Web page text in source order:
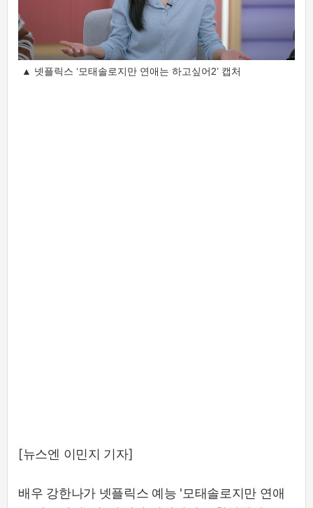
▲ 넷플릭스 ‘모태솔로지만 연애는 하고싶어2’ 캡처
[뉴스엔 이민지 기자]
배우 강한나가 넷플릭스 예능 '모태솔로지만 연애